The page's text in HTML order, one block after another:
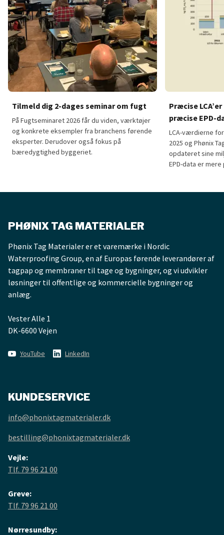
Tilmeld dig 2-dages seminar om fugt
På Fugtseminaret 2026 får du viden, værktøjer
og konkrete eksempler fra branchens førende
eksperter. Derudover også fokus på
bæredygtighed byggeriet.
Præcise
præcise EPD-
LCA-værdierne
2025 og Phønix
opdateret sine
EPD-data er
PHØNIX TAG MATERIALER
Phønix Tag Materialer er et varemærke i Nordic
Waterproofing Group, en af Europas førende leverandører af
tagpap og membraner til tage og bygninger, og vi udvikler
løsninger til offentlige og kommercielle bygninger og
anlæg.
Vester Alle 1
DK-6600 Vejen
YouTube LinkedIn
KUNDESERVICE
info@phonixtagmaterialer.dk
bestilling@phonixtagmaterialer.dk
Vejle:
Tlf. 79 96 21 00
Greve:
Tlf. 79 96 21 00
Nørresundby: